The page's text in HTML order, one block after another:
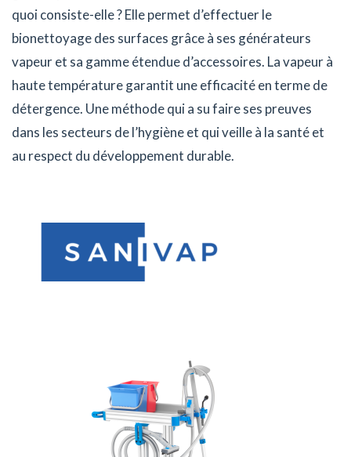
quoi consiste-elle ? Elle permet d’effectuer le
bionettoyage des surfaces grâce à ses générateurs
vapeur et sa gamme étendue d’accessoires. La vapeur à
haute température garantit une efficacité en terme de
détergence. Une méthode qui a su faire ses preuves
dans les secteurs de l’hygiène et qui veille à la santé et
au respect du développement durable.